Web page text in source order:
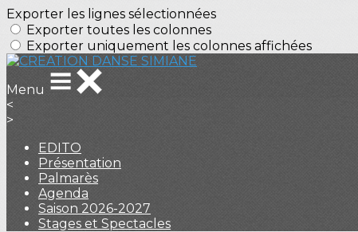
Exporter les lignes sélectionnées
Exporter toutes les colonnes
Exporter uniquement les colonnes affichées
Menu
<
>
EDITO
Présentation
Palmarès
Agenda
Saison 2026-2027
Stages et Spectacles